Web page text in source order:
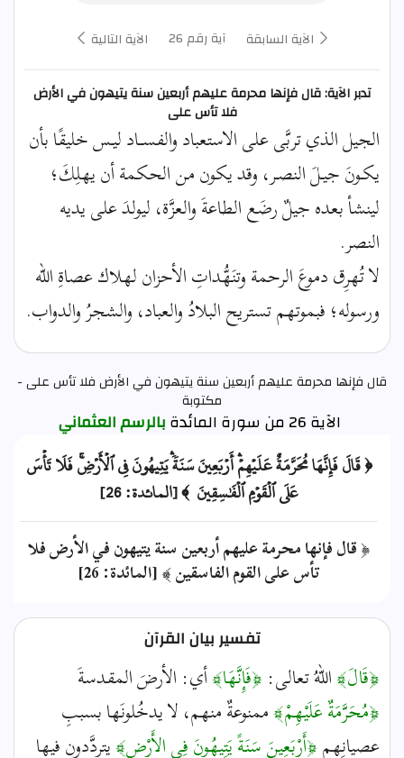
الآية السابقة آية رقم 26 الآية التالية
تدبر الآية: قال فإنها محرمة عليهم أربعين سنة يتيهون في الأرض
فلا تأس على
الجيل الذي تربَّى على الاستعباد والفســاد ليـس خليقًا بأن
يكـونَ جيـلَ النصـر، وقد يكون من الحكمة أن يهلِكَ؛
لينشأ بعده جيلٌ رضَع الطاعةَ والعزَّة، ليولدَ على يديه
النصر.
لا تُهرِق دموعَ الرحمة وتنَهُّداتِ الأحزان لهلاك عصاةِ الله
ورسوله؛ فبموتهم تستريح البلادُ والعباد، والشجرُ والدواب.
قال فإنها محرمة عليهم أربعين سنة يتيهون في الأرض فلا تأس على -
مكتوبة
الآية 26 من سورة المائدة بالرسم العثماني
﴿ قَالَ فَإِنَّهَا مُحَرَّمَةٌ عَلَيۡهِمۡۛ أَرۡبَعِينَ سَنَةٗۛ يَتِيهُونَ فِي ٱلۡأَرۡضِۚ فَلَا تَأۡسَ
عَلَى ٱلۡقَوۡمِ ٱلۡفَٰسِقِينَ ﴾ [المائدة: 26]
﴿ قال فإنها محرمة عليهم أربعين سنة يتيهون في الأرض فلا
تأس على القوم الفاسقين ﴾ [المائدة: 26]
تفسير بيان القرآن
﴿قَالَ﴾اللهُ تعالى: ﴿فَإِنَّهَا﴾أي: الأرضَ المقدسةَ
﴿مُحَرَّمَةٌ عَلَيْهِمْ﴾ممنوعةٌ منهم، لا يدخُلونَها بسببِ
عصيانِهم﴿أَرْبَعِينَ سَنَةً يَتِيهُونَ فِي الأَرْضِ﴾يتردَّدون فيها